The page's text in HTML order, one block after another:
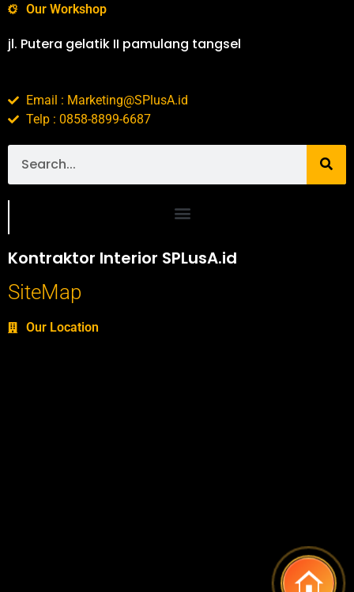
Our Workshop
jl. Putera gelatik II pamulang tangsel
Email : Marketing@SPlusA.id
Telp : 0858-8899-6687
Kontraktor Interior SPLusA.id
SiteMap
Our Location